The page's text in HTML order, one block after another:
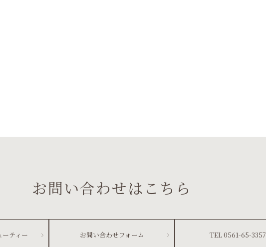
お問い合わせはこちら
ティー お問い合わせフォーム TEL 0561-65-3357